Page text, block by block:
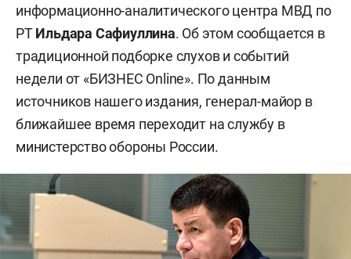
информационно-аналитического центра МВД по
РТИльдара Сафиуллина. Об этом сообщается в
традиционной подборке слухов и событий
недели от «БИЗНЕС Online». По данным
источников нашего издания, генерал-майор в
ближайшее время переходит на службу в
министерство обороны России.